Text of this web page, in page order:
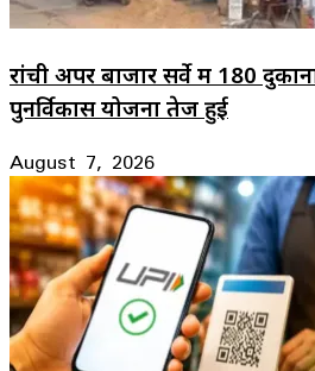
रांची अपर बाजार सर्वे में 180
पुनर्विकास योजना तेज हुई
August 7, 2026